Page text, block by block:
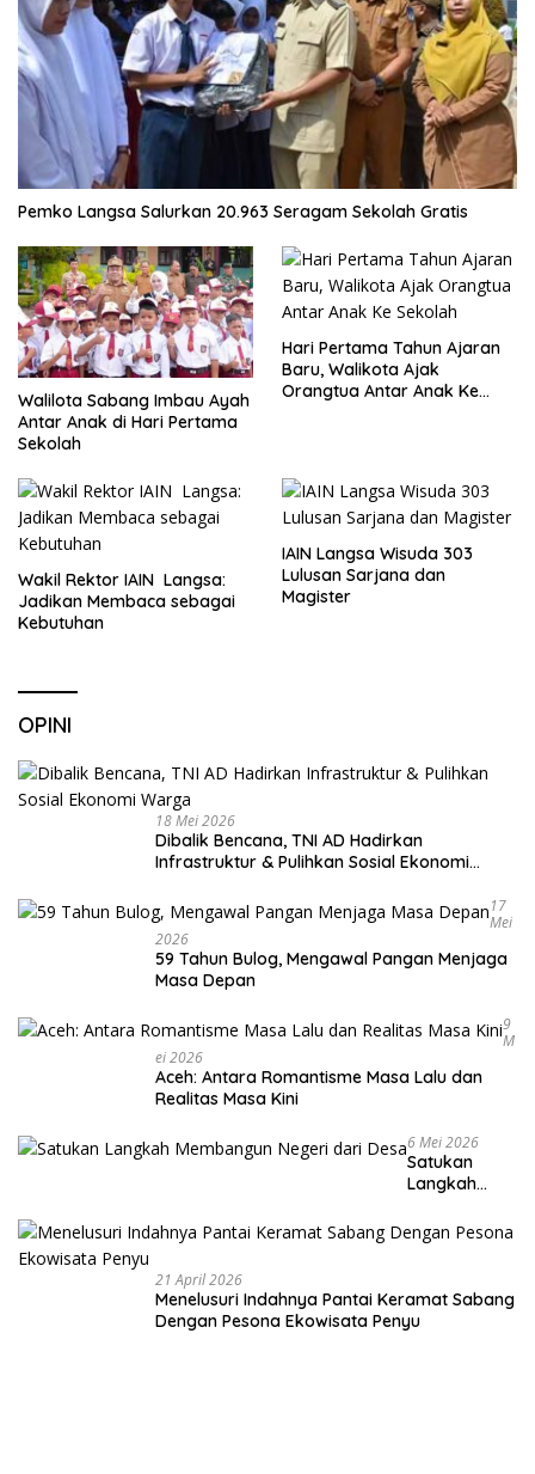
Pemko Langsa Salurkan 20.963 Seragam Sekolah Gratis
Walilota Sabang Imbau Ayah
Antar Anak di Hari Pertama
Sekolah
Hari Pertama Tahun Ajaran
Baru, Walikota Ajak
Orangtua Antar Anak Ke
Wakil Rektor IAIN Langsa:
Jadikan Membaca sebagai
Kebutuhan
IAIN Langsa Wisuda 303
Lulusan Sarjana dan
Magister
OPINI
18 Mei 2026
Dibalik Bencana, TNI AD Hadirkan
Infrastruktur & Pulihkan Sosial Ekonomi
17
Mei
2026
59 Tahun Bulog, Mengawal Pangan Menjaga
Masa Depan
9
M
Ei 2026
Aceh: Antara Romantisme Masa Lalu dan
Realitas Masa Kini
6 Mei 2026
Satukan
Langkah
Negeri dari
Desa
21 April 2026
Menelusuri Indahnya Pantai Keramat Sabang
Dengan Pesona Ekowisata Penyu